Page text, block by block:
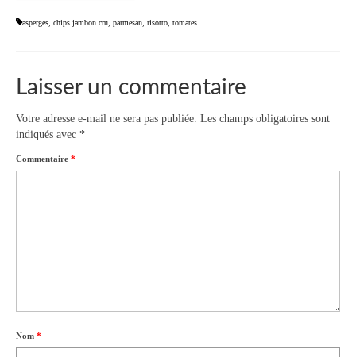
asperges chips jambon cru parmesan risotto tomates
Laisser un commentaire
Votre adresse e-mail ne sera pas publiée. Les champs obligatoires sont
indiqués avec *
Commentaire *
Nom *